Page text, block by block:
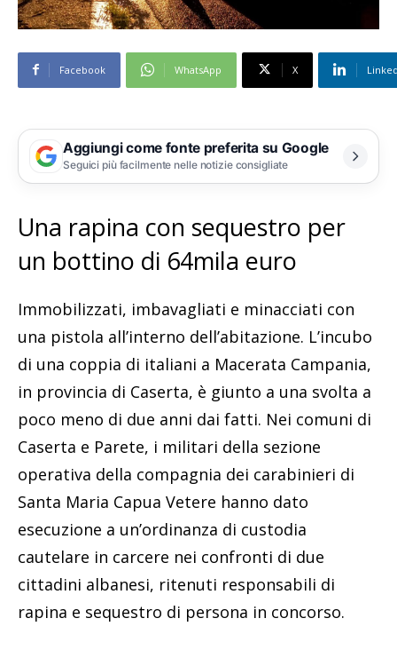
Facebook WhatsApp X
Aggiungi come fonte preferita su Google
Seguici più facilmente nelle notizie consigliate
Una rapina con sequestro per
un bottino di 64mila euro
Immobilizzati, imbavagliati e minacciati con
una pistola all’interno dell’abitazione. L’incubo
di una coppia di italiani a Macerata Campania,
in provincia di Caserta, è giunto a una svolta a
poco meno di due anni dai fatti. Nei comuni di
Caserta e Parete, i militari della sezione
operativa della compagnia dei carabinieri di
Santa Maria Capua Vetere hanno dato
esecuzione a un’ordinanza di custodia
cautelare in carcere nei confronti di due
cittadini albanesi, ritenuti responsabili di
rapina e sequestro di persona in concorso.